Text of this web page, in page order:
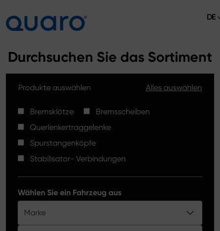
Bremsklötze
Bremsscheiben High Carbon
Spurstangenköpfe
Bremsklötze Silver Ceramic
Produktkatalog
Aktuelles
Verkaufsstellen
Kontakt
DE
Durchsuchen Sie das Sortiment
Produkte auswählen Alles auswählen
Bremsklötze
Bremsscheiben
Querlenkertraggelenke
Spurstangenköpfe
Stabilisator- Verbindungen
Wählen Sie ein Fahrzeug aus
Marke